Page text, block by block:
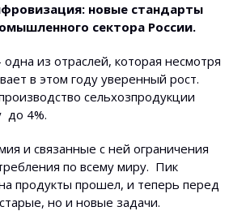
новые стандарты
сектора России.
одна из отраслей, которая несмотря
в этом году уверенный рост.
сельхозпродукции
до 4%.
и связанные с ней ограничения
по всему миру. Пик
продукты прошел, и теперь перед
но и новые задачи.